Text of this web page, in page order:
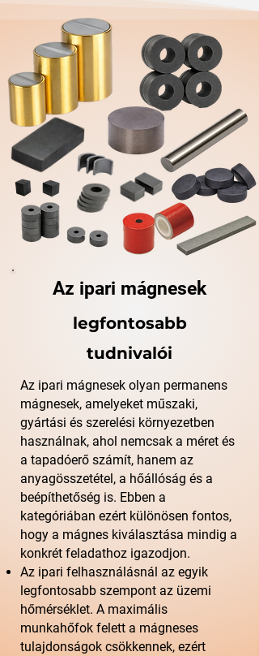
Az ipari mágnesek
legfontosabb
tudnivalói
Az ipari mágnesek olyan permanens
mágnesek, amelyeket műszaki,
gyártási és szerelési környezetben
használnak, ahol nemcsak a méret és
a tapadóerő számít, hanem az
anyagösszetétel, a hőállóság és a
beépíthetőség is. Ebben a
kategóriában ezért különösen fontos,
hogy a mágnes kiválasztása mindig a
konkrét feladathoz igazodjon.
Az ipari felhasználásnál az egyik
legfontosabb szempont az üzemi
hőmérséklet. A maximális
munkahőfok felett a mágneses
tulajdonságok csökkennek, ezért